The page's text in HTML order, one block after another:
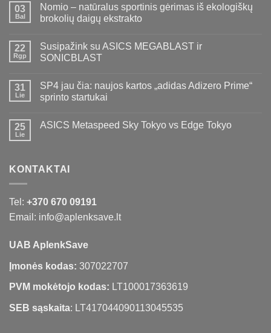
03
Bal
Nomio – natūralus sportinis gėrimas iš ekologiškų
brokolių daigų ekstrakto
22
Rgp
Susipažink su ASICS MEGABLAST ir
SONICBLAST
31
Lie
SP4 jau čia: naujos kartos „adidas Adizero Prime“
sprinto startukai
25
Lie
ASICS Metaspeed Sky Tokyo vs Edge Tokyo
KONTAKTAI
Tel: +370 670 09191
Email: info@aplenksave.lt
UAB AplenkSave
Įmonės kodas: 307022707
PVM mokėtojo kodas: LT100017363619
SEB sąskaita: LT417044090113045535